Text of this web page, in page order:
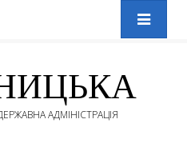
АДМІНІСТРАЦІЯ